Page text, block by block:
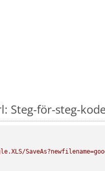
Steg-för-steg-